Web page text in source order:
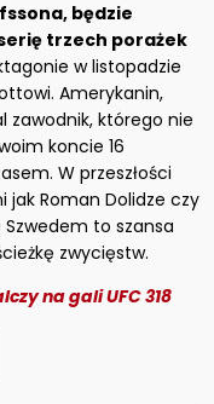
będzie
trzech porażek
w listopadzie
Amerykanin,
zawodnik, którego nie
koncie 16
W przeszłości
jak Roman Dolidze czy
Szwedem to szansa
zwycięstw.
na gali UFC 318